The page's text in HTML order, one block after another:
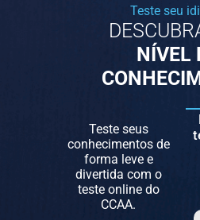
Teste seu
NÍVEL
Teste seus
conhecimentos de
forma leve e
divertida com o
teste online do
CCAA.